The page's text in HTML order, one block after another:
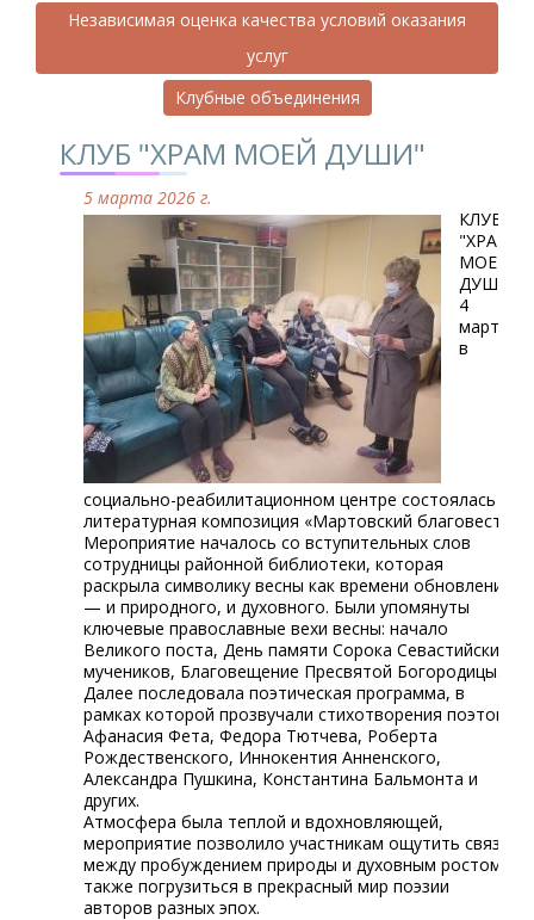
Независимая оценка качества условий оказания
услуг
Клубные объединения
КЛУБ "ХРАМ МОЕЙ ДУШИ"
5 марта 2026 г.
КЛУБ
"ХРАМ
МОЕЙ
ДУШИ"
4
марта
в
социально-реабилитационном центре состоялась
литературная композиция «Мартовский благовест».
Мероприятие началось со вступительных слов
сотрудницы районной библиотеки, которая
раскрыла символику весны как времени обновления
— и природного, и духовного. Были упомянуты
ключевые православные вехи весны: начало
Великого поста, День памяти Сорока Севастийских
мучеников, Благовещение Пресвятой Богородицы.
Далее последовала поэтическая программа, в
рамках которой прозвучали стихотворения поэтов:
Афанасия Фета, Федора Тютчева, Роберта
Рождественского, Иннокентия Анненского,
Александра Пушкина, Константина Бальмонта и
других.
Атмосфера была теплой и вдохновляющей,
мероприятие позволило участникам ощутить связь
между пробуждением природы и духовным ростом, а
также погрузиться в прекрасный мир поэзии
авторов разных эпох.